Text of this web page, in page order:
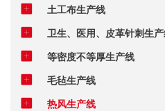
土工布生产线
卫生、医用、皮革针刺生
等密度不等厚生产线
毛毡生产线
热风生产线